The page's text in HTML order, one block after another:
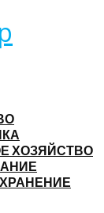
ХОЗЯЙСТВО